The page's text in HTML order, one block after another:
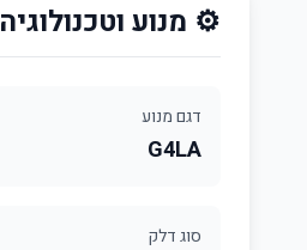
⚙️ מנוע וטכנולוגיה
דגם מנוע
G4LA
סוג דלק